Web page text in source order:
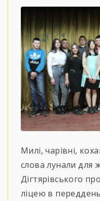
Милі, чарівні,
слова лунали для
Дігтярівського
ліцею в